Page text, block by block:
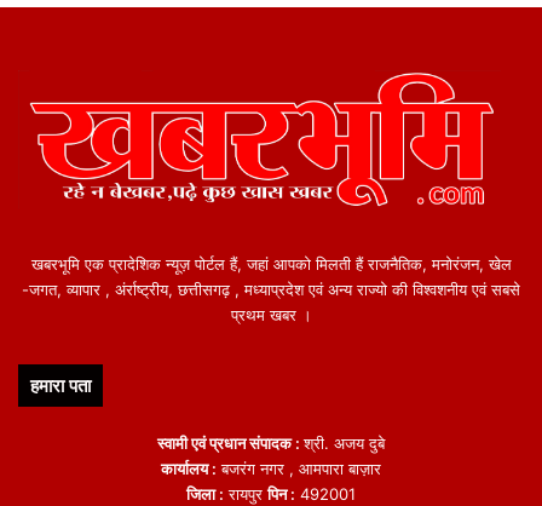
खबरभूमि एक प्रादेशिक न्यूज़ पोर्टल हैं, जहां आपको मिलती हैं राजनैतिक, मनोरंजन, खेल
-जगत, व्यापार , अंर्राष्ट्रीय, छत्तीसगढ़ , मध्याप्रदेश एवं अन्य राज्यो की विश्वशनीय एवं सबसे
प्रथम खबर ।
हमारा पता
स्वामी एवं प्रधान संपादक :श्री. अजय दुबे
कार्यालय : बजरंग नगर , आमपारा बाज़ार
जिला : रायपुरपिन : 492001